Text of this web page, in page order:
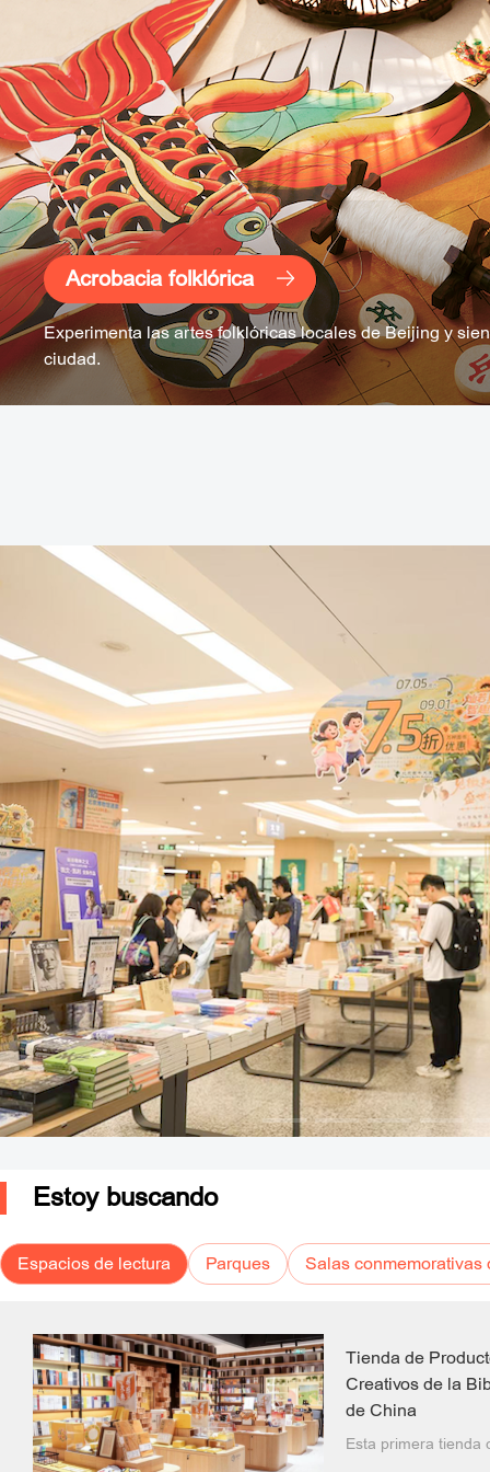
Acrobacia folklórica
Experimenta las artes folklóricas locales de Beijing y
ciudad.
Estoy buscando
Espacios de lectura Parques Salas conmemorativas
Tienda de
Creativos de la
de China
Esta primera tienda